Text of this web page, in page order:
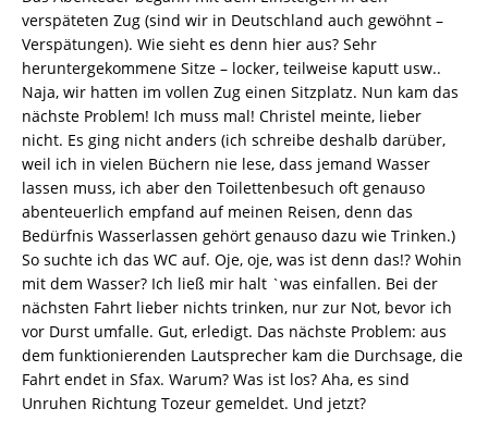
verspäteten Zug (sind wir in Deutschland auch gewöhnt –
Verspätungen). Wie sieht es denn hier aus? Sehr
heruntergekommene Sitze – locker, teilweise kaputt usw..
Naja, wir hatten im vollen Zug einen Sitzplatz. Nun kam das
nächste Problem! Ich muss mal! Christel meinte, lieber
nicht. Es ging nicht anders (ich schreibe deshalb darüber,
weil ich in vielen Büchern nie lese, dass jemand Wasser
lassen muss, ich aber den Toilettenbesuch oft genauso
abenteuerlich empfand auf meinen Reisen, denn das
Bedürfnis Wasserlassen gehört genauso dazu wie Trinken.)
So suchte ich das WC auf. Oje, oje, was ist denn das!? Wohin
mit dem Wasser? Ich ließ mir halt `was einfallen. Bei der
nächsten Fahrt lieber nichts trinken, nur zur Not, bevor ich
vor Durst umfalle. Gut, erledigt. Das nächste Problem: aus
dem funktionierenden Lautsprecher kam die Durchsage, die
Fahrt endet in Sfax. Warum? Was ist los? Aha, es sind
Unruhen Richtung Tozeur gemeldet. Und jetzt?